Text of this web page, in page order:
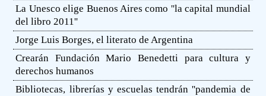
La Unesco elige Buenos Aires como ''la capital mundial
del libro 2011''
Jorge Luis Borges, el literato de Argentina
Crearán Fundación Mario Benedetti para cultura y
derechos humanos
Bibliotecas, librerías y escuelas tendrán ''pandemia de